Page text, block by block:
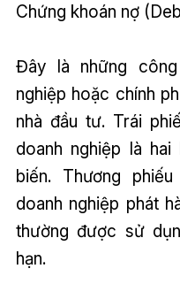
Chứng khoán nợ
Đây là những
nghiệp hoặc chính
nhà đầu tư. Trái
doanh nghiệp là
biến. Thương
doanh nghiệp phát
thường được sử
hạn.